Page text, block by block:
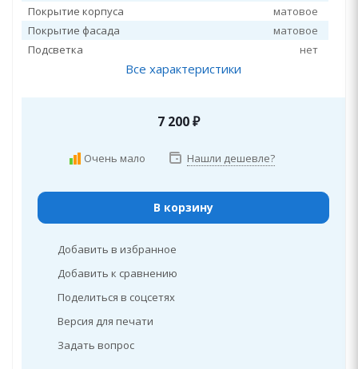
Покрытие корпуса
матовое
Покрытие фасада
матовое
Подсветка
нет
Все характеристики
7 200₽
Очень мало Нашли дешевле?
В корзину
Добавить в избранное
Добавить к сравнению
Поделиться в соцсетях
Версия для печати
Задать вопрос